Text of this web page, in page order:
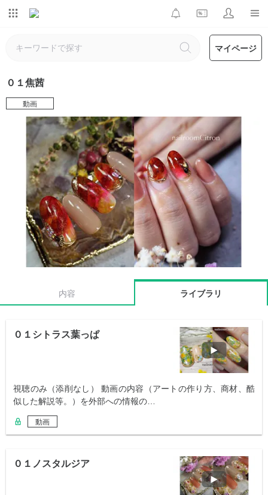
マイページ
０１焦茜
動画
内容 ライブラリ
０１シトラス葉っぱ
視聴のみ（添削なし） 動画の内容（アートの作り方、商材、酷
似した解説等。）を外部への情報の…
動画
０１ノスタルジア